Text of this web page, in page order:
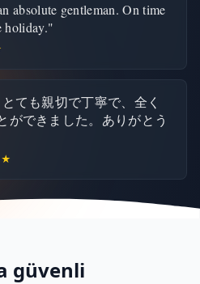
absolute gentleman. On time
holiday."
ても親切で丁寧で、全く
ができました。ありがとう
güvenli